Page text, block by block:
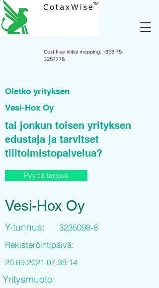
Cost free initial mapping: +358 75
3257778
Oletko yrityksen
Vesi-Hox Oy
tai jonkun toisen yrityksen
edustaja ja tarvitset
tilitoimistopalvelua?
Pyydä tarjous
Vesi-Hox Oy
Y-tunnus:
3235098-8
Rekisteröintipäivä:
20.09.2021 07:39:14
Yritysmuoto: